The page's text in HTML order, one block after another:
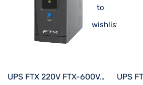
to
wishlist
UPS FTX 220V FTX-600VA / 360W NEMA UNIVERSAL